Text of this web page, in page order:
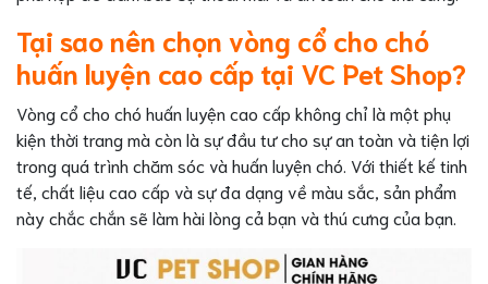
Tại sao nên chọn vòng cổ cho chó
huấn luyện cao cấp tại VC Pet Shop?
Vòng cổ cho chó huấn luyện cao cấp không chỉ là một phụ
kiện thời trang mà còn là sự đầu tư cho sự an toàn và tiện lợi
trong quá trình chăm sóc và huấn luyện chó. Với thiết kế tinh
tế, chất liệu cao cấp và sự đa dạng về màu sắc, sản phẩm
này chắc chắn sẽ làm hài lòng cả bạn và thú cưng của bạn.